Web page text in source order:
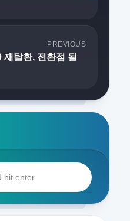
PREVIOUS
재탈환, 전환점 될